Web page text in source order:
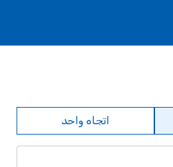
اتجاه واحد